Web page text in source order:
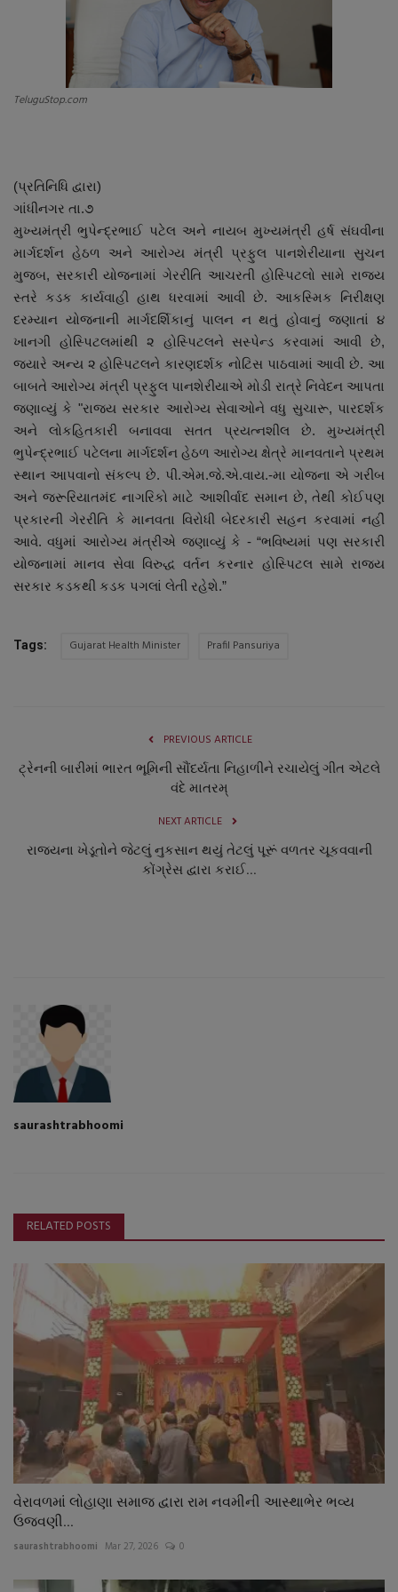
About Author
Dipotsav Special
રાષ્ટ્રીય
ગુજરાત
જુનાગઢ
Support US
બજારના સમાચાર
નાણાંકીય સમાચાર
સ્થાનિક સમાચાર
સ્પોર્ટ્સ
રાશિફળ
બોલિવૂડ
TeluguStop.com
(પ્રતિનિધિ દ્વારા)
ગાંધીનગર તા.૭
મુખ્યમંત્રી ભુપેન્દ્રભાઈ પટેલ અને નાયબ મુખ્યમંત્રી હર્ષ સંઘવીના
માર્ગદર્શન હેઠળ અને આરોગ્ય મંત્રી પ્રફુલ પાનશેરીયાના સુચન
મુજબ, સરકારી યોજનામાં ગેરરીતિ આચરતી હોસ્પિટલો સામે રાજ્ય
સ્તરે કડક કાર્યવાહી હાથ ધરવામાં આવી છે. આકસ્મિક નિરીક્ષણ
દરમ્યાન યોજનાની માર્ગદર્શિકાનું પાલન ન થતું હોવાનું જણાતાં ૪
ખાનગી હોસ્પિટલમાંથી ૨ હોસ્પિટલને સસ્પેન્ડ કરવામાં આવી છે,
જ્યારે અન્ય ૨ હોસ્પિટલને કારણદર્શક નોટિસ પાઠવામાં આવી છે. આ
બાબતે આરોગ્ય મંત્રી પ્રફુલ પાનશેરીયાએ મોડી રાત્રે નિવેદન આપતા
જણાવ્યું કે "રાજ્ય સરકાર આરોગ્ય સેવાઓને વધુ સુચારૂ, પારદર્શક
અને લોકહિતકારી બનાવવા સતત પ્રયત્નશીલ છે. મુખ્યમંત્રી
ભુપેન્દ્રભાઈ પટેલના માર્ગદર્શન હેઠળ આરોગ્ય ક્ષેત્રે માનવતાને પ્રથમ
સ્થાન આપવાનો સંકલ્પ છે. પી.એમ.જે.એ.વાય.-મા યોજના એ ગરીબ
અને જરૂરિયાતમંદ નાગરિકો માટે આશીર્વાદ સમાન છે, તેથી કોઈપણ
પ્રકારની ગેરરીતિ કે માનવતા વિરોધી બેદરકારી સહન કરવામાં નહીં
આવે. વધુમાં આરોગ્ય મંત્રીએ જણાવ્યું કે - “ભવિષ્યમાં પણ સરકારી
યોજનામાં માનવ સેવા વિરુદ્ધ વર્તન કરનાર હોસ્પિટલ સામે રાજ્ય
સરકાર કડકથી કડક પગલાં લેતી રહેશે.”
Tags: Gujarat Health Minister Prafil Pansuriya
PREVIOUS ARTICLE
ટ્રેનની બારીમાં ભારત ભૂમિની સૌંદર્યતા નિહાળીને રચાયેલું ગીત એટલે
વંદે માતરમ્
NEXT ARTICLE
રાજ્યના ખેડૂતોને જેટલું નુકસાન થયું તેટલું પૂરૂં વળતર ચૂકવવાની
કોંગ્રેસ દ્વારા કરાઈ...
saurashtrabhoomi
RELATED POSTS
વેરાવળમાં લોહાણા સમાજ દ્વારા રામ નવમીની આસ્થાભેર ભવ્ય
ઉજવણી...
saurashtrabhoomi Mar 27, 2026 0